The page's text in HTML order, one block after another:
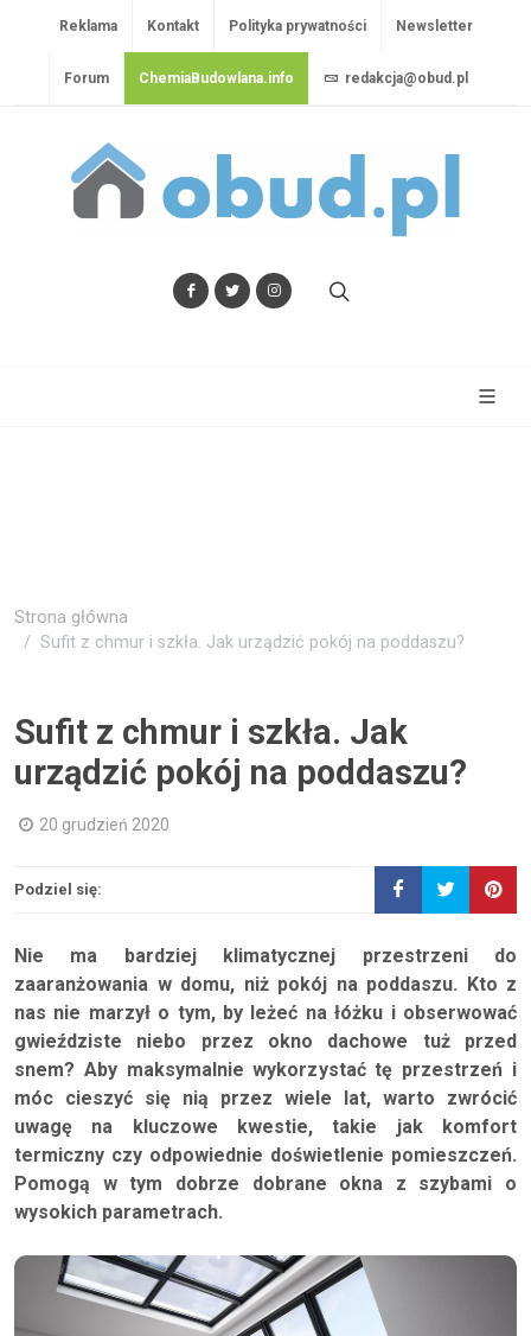
Reklama Kontakt Polityka prywatności Newsletter
Forum ChemiaBudowlana.info redakcja@obud.pl
Strona główna
Sufit z chmur i szkła. Jak urządzić pokój na poddaszu?
Sufit z chmur i szkła. Jak
urządzić pokój na poddaszu?
20 grudzień 2020
Podziel się:
Nie ma bardziej klimatycznej przestrzeni do
zaaranżowania w domu, niż pokój na poddaszu. Kto z
nas nie marzył o tym, by leżeć na łóżku i obserwować
gwieździste niebo przez okno dachowe tuż przed
snem? Aby maksymalnie wykorzystać tę przestrzeń i
móc cieszyć się nią przez wiele lat, warto zwrócić
uwagę na kluczowe kwestie, takie jak komfort
termiczny czy odpowiednie doświetlenie pomieszczeń.
Pomogą w tym dobrze dobrane okna z szybami o
wysokich parametrach.